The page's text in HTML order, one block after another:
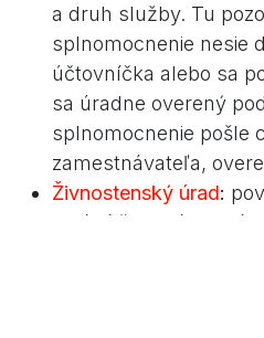
a druh služby. Tu
splnomocnenie nesie
účtovníčka alebo sa
sa úradne overený
splnomocnenie pošle
zamestnávateľa,
Živnostenský úrad:
ohlásiť živnosť,